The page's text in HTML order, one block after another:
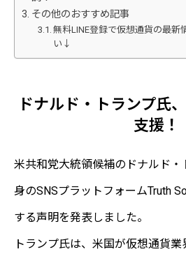
その他のおすすめ記事
無料LINE登録で仮想通貨の最新
い↓
ドナルド・トランプ氏
支援！
米共和党大統領候補のドナルド・
身のSNSプラットフォームTruth
する声明を発表しました。
トランプ氏は、米国が仮想通貨